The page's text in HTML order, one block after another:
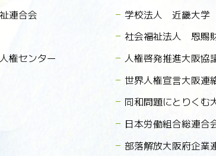
連合会
権センター
学校法人 近畿大学
社会福祉法人 恩賜
人権啓発推進大阪協
世界人権宣言大阪連
同和問題にとりくむ
日本労働組合総連合
部落解放大阪府企業